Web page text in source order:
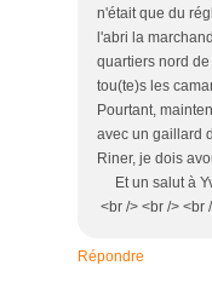
n'était que du
l'abri la
quartiers nord
tou(te)s les
Pourtant,
avec un gaillard
Riner, je dois
Et un salut à
<br /> <br /> <br
Répondre